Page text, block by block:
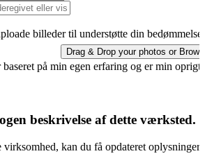
billeder til understøtte din bedømmelse.
Drag & Drop your photos or
baseret på min egen erfaring og er min
beskrivelse af dette værksted.
kan du få opdateret